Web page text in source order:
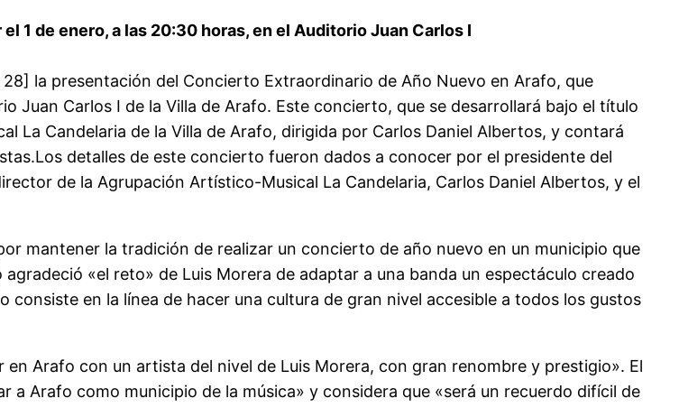
1 de enero, a las 20:30 horas, en el Auditorio Juan Carlos I
la presentación del Concierto Extraordinario de Año Nuevo en Arafo, que
Juan Carlos I de la Villa de Arafo. Este concierto, que se desarrollará bajo el título
La Candelaria de la Villa de Arafo, dirigida por Carlos Daniel Albertos, y contará
detalles de este concierto fueron dados a conocer por el presidente del
de la Agrupación Artístico-Musical La Candelaria, Carlos Daniel Albertos, y el
mantener la tradición de realizar un concierto de año nuevo en un municipio que
«el reto» de Luis Morera de adaptar a una banda un espectáculo creado
en la línea de hacer una cultura de gran nivel accesible a todos los gustos
Arafo con un artista del nivel de Luis Morera, con gran renombre y prestigio». El
Arafo como municipio de la música» y considera que «será un recuerdo difícil de